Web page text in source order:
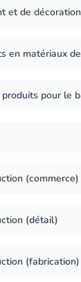
et de décoration
(commerce)
(détail)
(fabrication)